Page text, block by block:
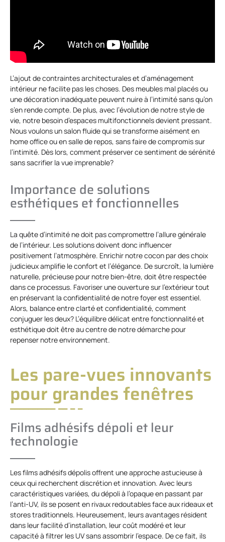
L’ajout de contraintes architecturales et d’aménagement
intérieur ne facilite pas les choses. Des meubles mal placés ou
une décoration inadéquate peuvent nuire à l’intimité sans qu’on
s’en rende compte. De plus, avec l’évolution de notre style de
vie, notre besoin d’espaces multifonctionnels devient pressant.
Nous voulons un salon fluide qui se transforme aisément en
home office ou en salle de repos, sans faire de compromis sur
l’intimité. Dès lors, comment préserver ce sentiment de sérénité
sans sacrifier la vue imprenable?
Importance de solutions
esthétiques et fonctionnelles
La quête d’intimité ne doit pas compromettre l’allure générale
de l’intérieur. Les solutions doivent donc influencer
positivement l’atmosphère. Enrichir notre cocon par des choix
judicieux amplifie le confort et l’élégance. De surcroît, la lumière
naturelle, précieuse pour notre bien-être, doit être respectée
dans ce processus. Favoriser une ouverture sur l’extérieur tout
en préservant la confidentialité de notre foyer est essentiel.
Alors, balance entre clarté et confidentialité, comment
conjuguer les deux? L’équilibre délicat entre fonctionnalité et
esthétique doit être au centre de notre démarche pour
repenser notre environnement.
Les pare-vues innovants
pour grandes fenêtres
Films adhésifs dépoli et leur
technologie
Les films adhésifs dépolis offrent une approche astucieuse à
ceux qui recherchent discrétion et innovation. Avec leurs
caractéristiques variées, du dépoli à l’opaque en passant par
l’anti-UV, ils se posent en rivaux redoutables face aux rideaux et
stores traditionnels. Heureusement, leurs avantages résident
dans leur facilité d’installation, leur coût modéré et leur
capacité à filtrer les UV sans assombrir l’espace. De ce fait, ils